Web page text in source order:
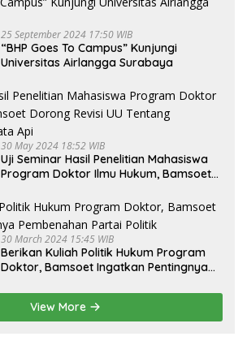
25 September 2024 17:50 WIB
“BHP Goes To Campus” Kunjungi
Universitas Airlangga Surabaya
30 May 2024 18:52 WIB
Uji Seminar Hasil Penelitian Mahasiswa
Program Doktor Ilmu Hukum, Bamsoet
Senjata Api
30 March 2024 15:45 WIB
Berikan Kuliah Politik Hukum Program
Doktor, Bamsoet Ingatkan Pentingnya
View More